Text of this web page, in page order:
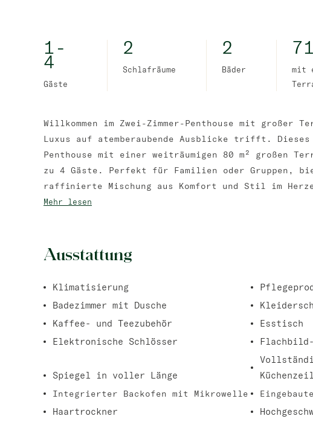
1-
4
Gäste
2
Schlafräume
2
Bäder
mit
Willkommen im Zwei-Zimmer-Penthouse mit großer
Luxus auf atemberaubende Ausblicke trifft.
Penthouse mit einer weiträumigen 80 m² großen
zu 4 Gäste. Perfekt für Familien oder Gruppen,
raffinierte Mischung aus Komfort und Stil im
Mehr lesen
Ausstattung
Klimatisierung
Badezimmer mit Dusche
Kaffee- und Teezubehör
Esstisch
Elektronische Schlösser
Flachbild-
Spiegel in voller Länge
Integrierter Backofen mit Mikrowelle
Haartrockner